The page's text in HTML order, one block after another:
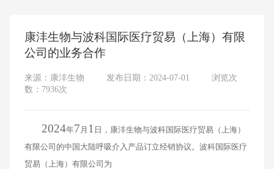
康沣生物与波科国际医疗贸易（上海）有限
公司的业务合作
来源：康沣生物 发布日期：2024-07-01
浏览次
数：7936次
2024年7 月 1 日，康沣生物与波科国际医疗贸易（上海）
有限公司的中国大陆呼吸介入产品订立经销协议。波科国际医疗
贸易（上海）有限公司为